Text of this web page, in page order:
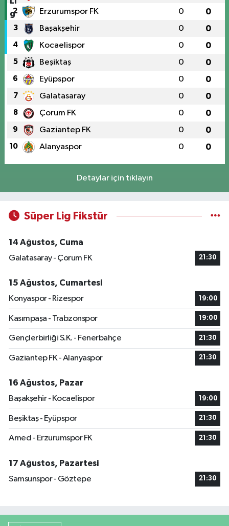
2 Erzurumspor FK 0 0
3 Başakşehir 0 0
4 Kocaelispor 0 0
5 Beşiktaş 0 0
6 Eyüpspor 0 0
7 Galatasaray 0 0
8 Çorum FK 0 0
9 Gaziantep FK 0 0
10 Alanyaspor 0 0
Detaylar için tıklayın
Süper Lig Fikstür
14 Ağustos, Cuma
Galatasaray - Çorum FK
21:30
15 Ağustos, Cumartesi
Konyaspor - Rizespor
19:00
Kasımpaşa - Trabzonspor 19:00
Gençlerbirliği S.K. - Fenerbahçe 21:30
Gaziantep FK - Alanyaspor 21:30
16 Ağustos, Pazar
Başakşehir - Kocaelispor
19:00
Beşiktaş - Eyüpspor 21:30
Amed - Erzurumspor FK 21:30
17 Ağustos, Pazartesi
Samsunspor - Göztepe
21:30